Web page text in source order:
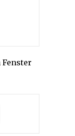
Fenster